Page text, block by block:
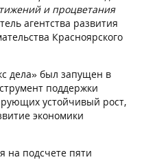
и процветания
агентства развития
Красноярского
дела» был запущен в
поддержки
устойчивый рост,
экономики
на подсчете пяти